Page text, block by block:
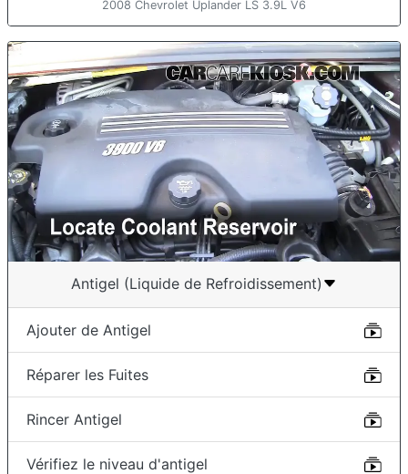
2008 Chevrolet Uplander LS 3.9L V6
Antigel (Liquide de Refroidissement)
Ajouter de Antigel
Réparer les Fuites
Rincer Antigel
Vérifiez le niveau d'antigel